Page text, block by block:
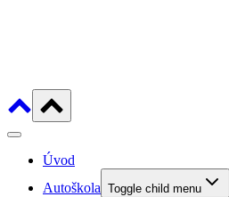
Úvod
Autoškola Toggle child menu